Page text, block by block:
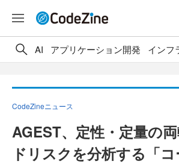
AI アプリケーション開発 インフ
CodeZineニュース
AGEST、定性・定量の
ドリスクを分析する「